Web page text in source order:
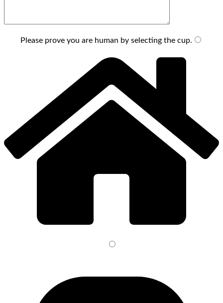
Please prove you are human by selecting the cup.